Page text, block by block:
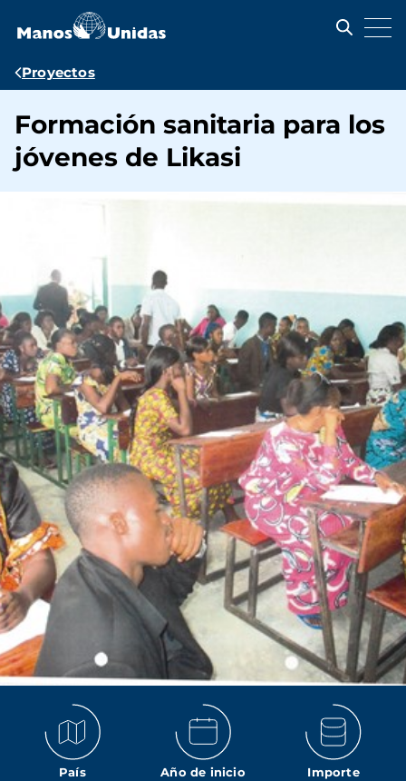
contenido
Ruta
navegación
Proyectos
Formación sanitaria para los
jóvenes de Likasi
País Año de inicio Importe